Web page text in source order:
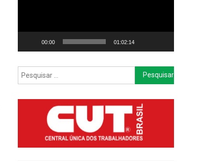
00:00 01:02:14
Pesquisar
por: